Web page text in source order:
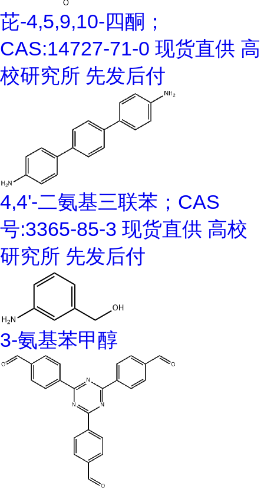
芘-4,5,9,10-四酮；
CAS:14727-71-0 现货直供 高
校研究所 先发后付
4,4'-二氨基三联苯；CAS
号:3365-85-3 现货直供 高校
研究所 先发后付
3-氨基苯甲醇